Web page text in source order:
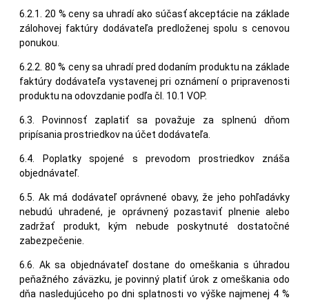
6.2.1. 20 % ceny sa uhradí ako súčasť akceptácie na základe
zálohovej faktúry dodávateľa predloženej spolu s cenovou
ponukou.
6.2.2. 80 % ceny sa uhradí pred dodaním produktu na základe
faktúry dodávateľa vystavenej pri oznámení o pripravenosti
produktu na odovzdanie podľa čl. 10.1 VOP.
6.3. Povinnosť zaplatiť sa považuje za splnenú dňom
pripísania prostriedkov na účet dodávateľa.
6.4. Poplatky spojené s prevodom prostriedkov znáša
objednávateľ.
6.5. Ak má dodávateľ oprávnené obavy, že jeho pohľadávky
nebudú uhradené, je oprávnený pozastaviť plnenie alebo
zadržať produkt, kým nebude poskytnuté dostatočné
zabezpečenie.
6.6. Ak sa objednávateľ dostane do omeškania s úhradou
peňažného záväzku, je povinný platiť úrok z omeškania odo
dňa nasledujúceho po dni splatnosti vo výške najmenej 4 %